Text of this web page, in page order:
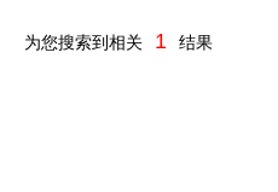
为您搜索到相关 1 结果